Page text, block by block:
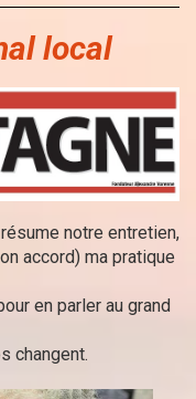
local
notre entretien,
accord) ma pratique
en parler au grand
changent.